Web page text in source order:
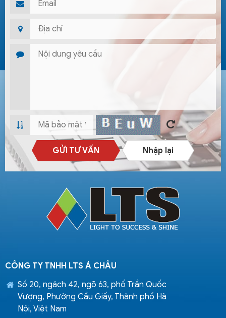
GỬI TƯ VẤN Nhập lại
CÔNG TY TNHH LTS Á CHÂU
Số 20, ngách 42, ngõ 63, phố Trần Quốc
Vượng, Phường Cầu Giấy, Thành phố Hà
Nội, Việt Nam